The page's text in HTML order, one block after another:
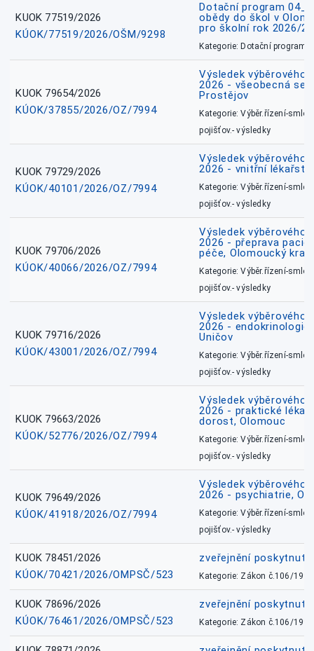
KUOK 77519/2026
KÚOK/77519/2026/OŠM/9298
Dotační program
obědy do škol v
pro školní rok 2026/
Kategorie: Dotační
KUOK 79654/2026
KÚOK/37855/2026/OZ/7994
Výsledek výběrového
2026 - všeobecná
Prostějov
Kategorie: Výběr.řízení-
pojišťov.- výsledky
KUOK 79729/2026
KÚOK/40101/2026/OZ/7994
Výsledek výběrového
2026 - vnitřní
Kategorie: Výběr.řízení-
pojišťov.- výsledky
KUOK 79706/2026
KÚOK/40066/2026/OZ/7994
Výsledek výběrového
2026 - přeprava
péče, Olomoucký kraj
Kategorie: Výběr.řízení-
pojišťov.- výsledky
KUOK 79716/2026
KÚOK/43001/2026/OZ/7994
Výsledek výběrového
2026 - endokrinologie
Uničov
Kategorie: Výběr.řízení-
pojišťov.- výsledky
KUOK 79663/2026
KÚOK/52776/2026/OZ/7994
Výsledek výběrového
2026 - praktické
dorost, Olomouc
Kategorie: Výběr.řízení-
pojišťov.- výsledky
KUOK 79649/2026
KÚOK/41918/2026/OZ/7994
Výsledek výběrového
2026 - psychiatrie,
Kategorie: Výběr.řízení-
pojišťov.- výsledky
KUOK 78451/2026
KÚOK/70421/2026/OMPSČ/523
zveřejnění
Kategorie: Zákon č.106/1999
KUOK 78696/2026
KÚOK/76461/2026/OMPSČ/523
zveřejnění
Kategorie: Zákon č.106/1999